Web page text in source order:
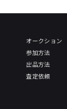
オークション
参加方法
出品方法
査定依頼